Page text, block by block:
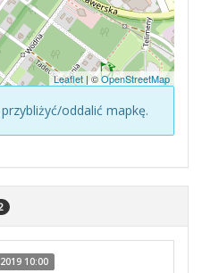
Leaflet | ©OpenStreetMap
oddalić mapkę.
10:00